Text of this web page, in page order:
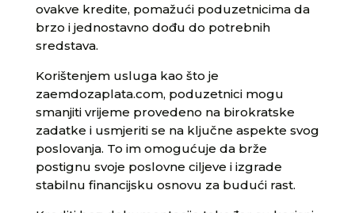
ovakve kredite, pomažući poduzetnicima da
brzo i jednostavno dođu do potrebnih
sredstava.
Korištenjem usluga kao što je
zaemdozaplata.com, poduzetnici mogu
smanjiti vrijeme provedeno na birokratske
zadatke i usmjeriti se na ključne aspekte svog
poslovanja. To im omogućuje da brže
postignu svoje poslovne ciljeve i izgrade
stabilnu financijsku osnovu za budući rast.